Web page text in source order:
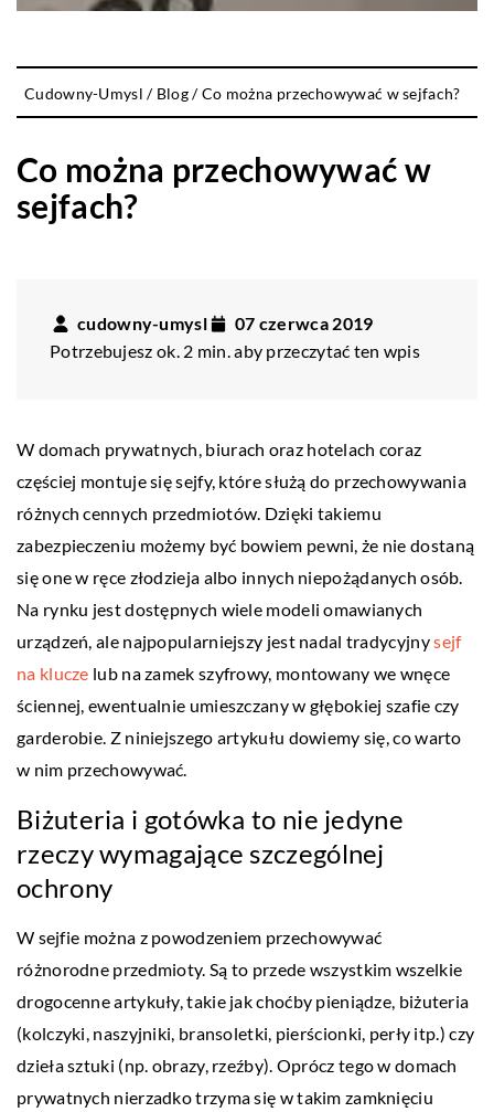
Cudowny-Umysl / Blog/Co można przechowywać w sejfach?
Co można przechowywać w
sejfach?
cudowny-umysl
07 czerwca 2019
Potrzebujesz ok. 2 min. aby przeczytać ten wpis
W domach prywatnych, biurach oraz hotelach coraz
częściej montuje się sejfy, które służą do przechowywania
różnych cennych przedmiotów. Dzięki takiemu
zabezpieczeniu możemy być bowiem pewni, że nie dostaną
się one w ręce złodzieja albo innych niepożądanych osób.
Na rynku jest dostępnych wiele modeli omawianych
urządzeń, ale najpopularniejszy jest nadal tradycyjnysejf
na klucze lub na zamek szyfrowy, montowany we wnęce
ściennej, ewentualnie umieszczany w głębokiej szafie czy
garderobie. Z niniejszego artykułu dowiemy się, co warto
w nim przechowywać.
Biżuteria i gotówka to nie jedyne
rzeczy wymagające szczególnej
ochrony
W sejfie można z powodzeniem przechowywać
różnorodne przedmioty. Są to przede wszystkim wszelkie
drogocenne artykuły, takie jak choćby pieniądze, biżuteria
(kolczyki, naszyjniki, bransoletki, pierścionki, perły itp.) czy
dzieła sztuki (np. obrazy, rzeźby). Oprócz tego w domach
prywatnych nierzadko trzyma się w takim zamknięciu